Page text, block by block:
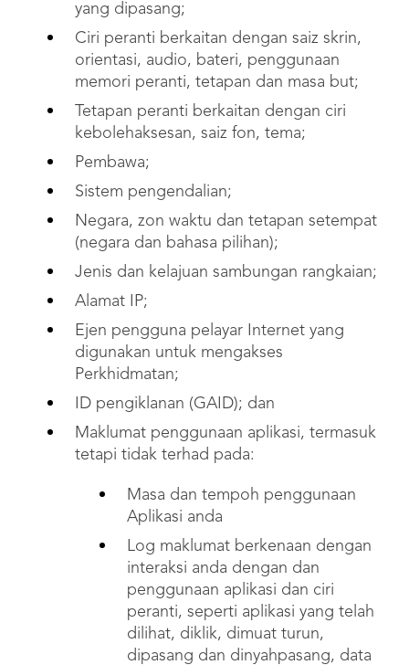
yang dipasang;
Ciri peranti berkaitan dengan saiz skrin,
orientasi, audio, bateri, penggunaan
memori peranti, tetapan dan masa but;
Tetapan peranti berkaitan dengan ciri
kebolehaksesan, saiz fon, tema;
Pembawa;
Sistem pengendalian;
Negara, zon waktu dan tetapan setempat
(negara dan bahasa pilihan);
Jenis dan kelajuan sambungan rangkaian;
Alamat IP;
Ejen pengguna pelayar Internet yang
digunakan untuk mengakses
Perkhidmatan;
ID pengiklanan (GAID); dan
Maklumat penggunaan aplikasi, termasuk
tetapi tidak terhad pada:
Masa dan tempoh penggunaan
Aplikasi anda
Log maklumat berkenaan dengan
interaksi anda dengan dan
penggunaan aplikasi dan ciri
peranti, seperti aplikasi yang telah
dilihat, diklik, dimuat turun,
dipasang dan dinyahpasang, data